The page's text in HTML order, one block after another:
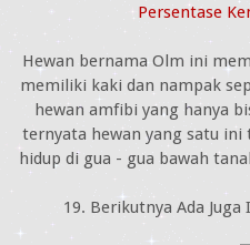
Persentase
Hewan bernama Olm ini
memiliki kaki dan nampak
hewan amfibi yang hanya
ternyata hewan yang satu ini
hidup di gua - gua bawah
19. Berikutnya Ada